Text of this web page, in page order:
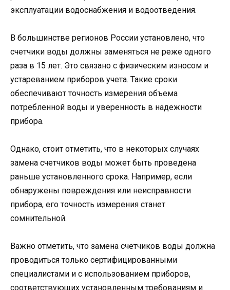
эксплуатации водоснабжения и водоотведения.
В большинстве регионов России установлено, что
счетчики воды должны заменяться не реже одного
раза в 15 лет. Это связано с физическим износом и
устареванием приборов учета. Такие сроки
обеспечивают точность измерения объема
потребленной воды и уверенность в надежности
прибора.
Однако, стоит отметить, что в некоторых случаях
замена счетчиков воды может быть проведена
раньше установленного срока. Например, если
обнаружены повреждения или неисправности
прибора, его точность измерения станет
сомнительной.
Важно отметить, что замена счетчиков воды должна
проводиться только сертифицированными
специалистами и с использованием приборов,
соответствующих установленным требованиям и